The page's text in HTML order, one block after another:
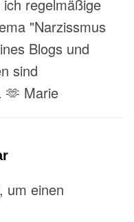
regelmäßige
"Narzissmus
Blogs und
sind
🫶 Marie
um einen